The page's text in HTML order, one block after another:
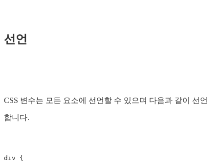
선언
CSS 변수는 모든 요소에 선언할 수 있으며 다음과 같이 선언
합니다.
div {